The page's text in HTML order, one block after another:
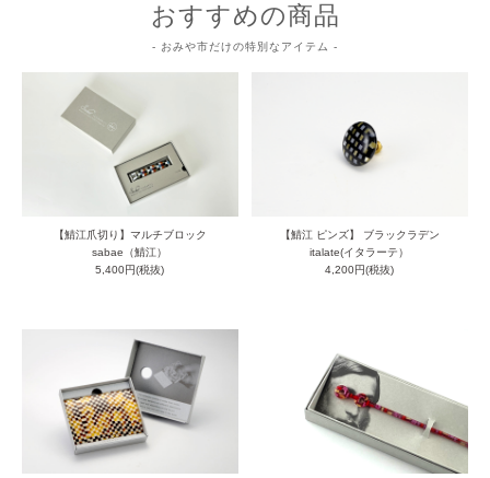
おすすめの商品
- おみや市だけの特別なアイテム -
【鯖江爪切り】マルチブロック
sabae（鯖江）
5,400円(税抜)
【鯖江 ピンズ】 ブラックラデン
italate(イタラーテ）
4,200円(税抜)